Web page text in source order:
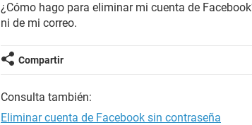
¿Cómo hago para eliminar mi cuenta de
ni de mi correo.
Compartir
Consulta también:
Eliminar cuenta de Facebook sin contraseña